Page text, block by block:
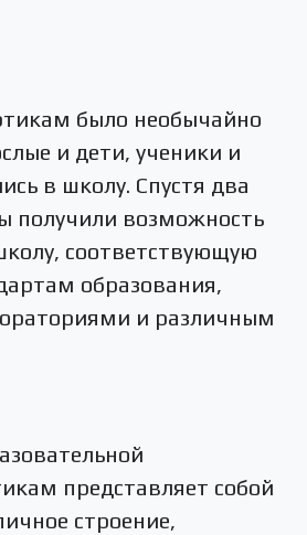
было необычайно
и дети, ученики и
в школу. Спустя два
получили возможность
соответствующую
образования,
и различным
представляет собой
строение,